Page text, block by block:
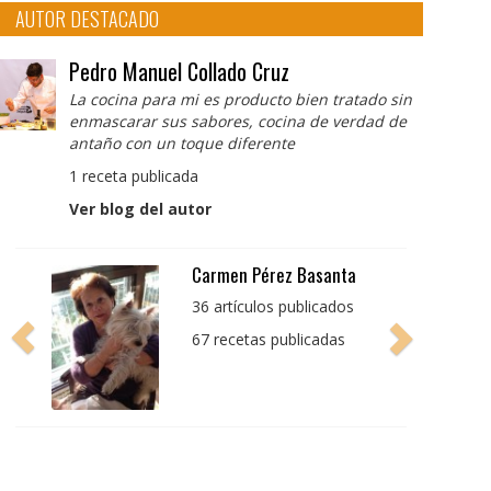
AUTOR DESTACADO
Pedro Manuel Collado Cruz
La cocina para mi es producto bien tratado sin
enmascarar sus sabores, cocina de verdad de
antaño con un toque diferente
1 receta publicada
Ver blog del autor
Pedro Manuel Collado
Cruz
producto bien tratado